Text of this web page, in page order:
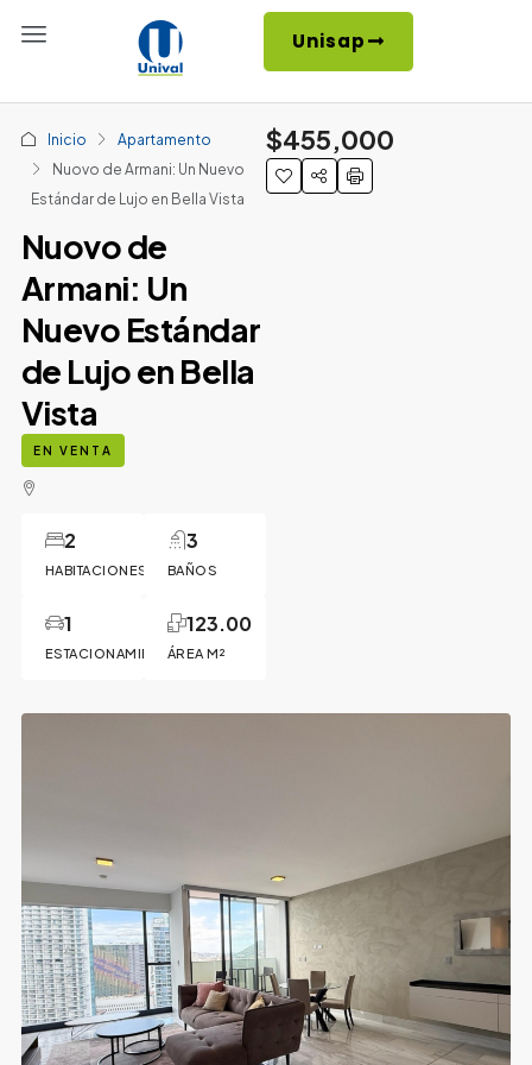
Unisap
Inicio
Apartamento
Nuovo de Armani: Un Nuevo
Estándar de Lujo en Bella Vista
Nuovo de
Armani: Un
Nuevo Estándar
de Lujo en Bella
Vista
EN VENTA
HABITACIONES
2
BAÑOS
3
ESTACIONAMIENTO
1
ÁREA M²
123.00
$455,000